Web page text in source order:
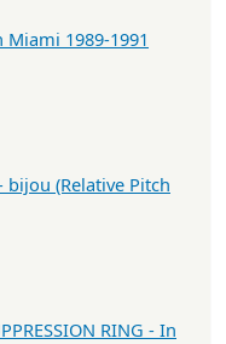
Miami 1989-1991
bijou (Relative Pitch
RING - In